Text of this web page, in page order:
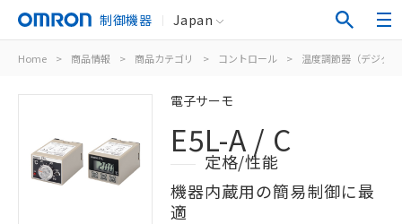
制御機器 Japan
Home > 商品情報 > 商品カテゴリ > コントロール > 温度調節器（デジタ
電子サーモ
E5L-A / C
定格/性能
機器内蔵用の簡易制御に最
適